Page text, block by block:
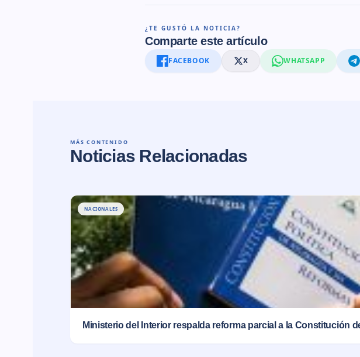
¿TE GUSTÓ LA NOTICIA?
Comparte este artículo
FACEBOOK X WHATSAPP
MÁS CONTENIDO
Noticias Relacionadas
NACIONALES
Ministerio del Interior respalda reforma parcial a la Constitución